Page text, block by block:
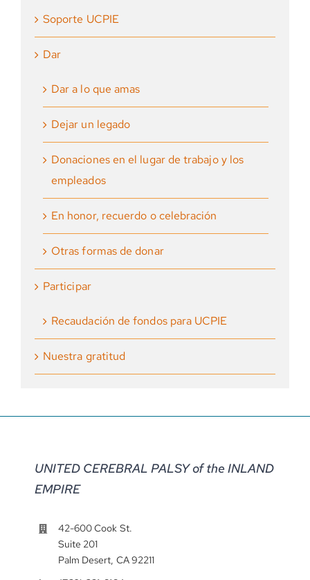
Soporte UCPIE
Dar
Dar a lo que amas
Dejar un legado
Donaciones en el lugar de trabajo y los
empleados
En honor, recuerdo o celebración
Otras formas de donar
Participar
Recaudación de fondos para UCPIE
Nuestra gratitud
UNITED CEREBRAL PALSY of the INLAND
EMPIRE
42-600 Cook St.
Suite 201
Palm Desert, CA 92211